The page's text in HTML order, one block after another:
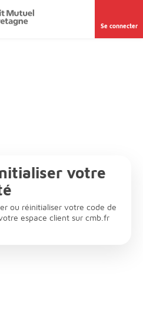
Se connecter
votre
ou réinitialiser votre code de
espace client sur cmb.fr